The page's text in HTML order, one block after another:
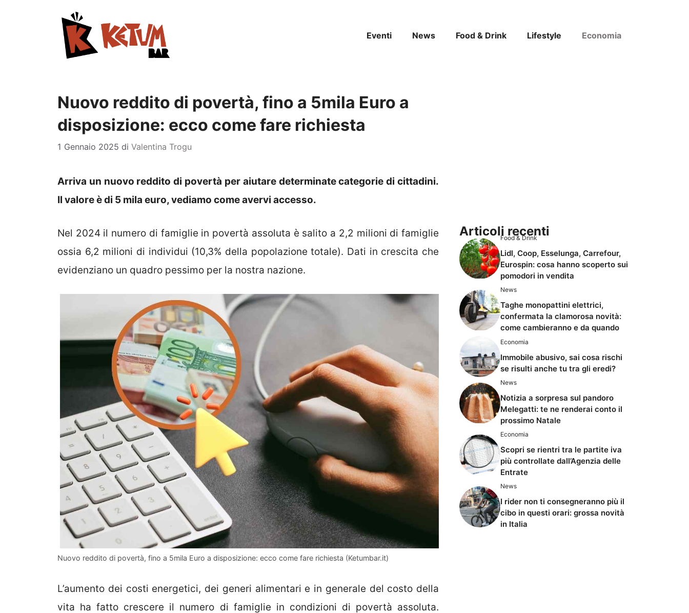
Eventi News Food & Drink Lifestyle Economia
Nuovo reddito di povertà, fino a 5mila Euro a
disposizione: ecco come fare richiesta
1 Gennaio 2025 di Valentina Trogu
Arriva un nuovo reddito di povertà per aiutare determinate categorie di cittadini.
Il valore è di 5 mila euro, vediamo come avervi accesso.
Nel 2024 il numero di famiglie in povertà assoluta è salito a 2,2 milioni di famiglie
ossia 6,2 milioni di individui (10,3% della popolazione totale). Dati in crescita che
evidenziano un quadro pessimo per la nostra nazione.
Nuovo reddito di povertà, fino a 5mila Euro a disposizione: ecco come fare richiesta (Ketumbar.it)
L’aumento dei costi energetici, dei generi alimentari e in generale del costo della
vita ha fatto crescere il numero di famiglie in condizioni di povertà assoluta.
Articoli recenti
Food & Drink
Lidl, Coop, Esselunga, Carrefour,
Eurospin: cosa hanno scoperto sui
pomodori in vendita
News
Taghe monopattini elettrici,
confermata la clamorosa novità:
come cambieranno e da quando
Economia
Immobile abusivo, sai cosa rischi
se risulti anche tu tra gli eredi?
News
Notizia a sorpresa sul pandoro
Melegatti: te ne renderai conto il
prossimo Natale
Economia
Scopri se rientri tra le partite iva
più controllate dall’Agenzia delle
Entrate
News
I rider non ti consegneranno più il
cibo in questi orari: grossa novità
in Italia